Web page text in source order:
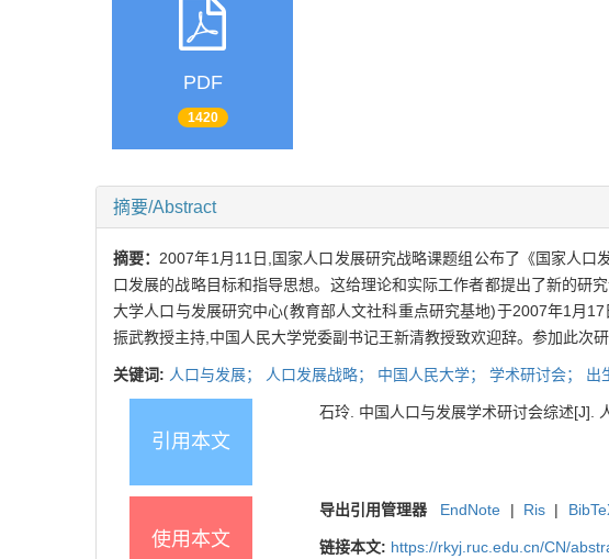
PDF
1420
摘要/Abstract
摘要： 2007年1月11日,国家人口发展研究战略课题组公布了《国家人
口发展的战略目标和指导思想。这给理论和实际工作者都提出了新的研
大学人口与发展研究中心(教育部人文社科重点研究基地)于2007年1月
振武教授主持,中国人民大学党委副书记王新清教授致欢迎辞。参加此次
关键词: 人口与发展； 人口发展战略； 中国人民大学； 学术研讨会； 出
引用本文
石玲. 中国人口与发展学术研讨会综述[J].
使用本文
导出引用管理器 EndNote | Ris |
链接本文: https://rkyj.ruc.edu.cn/CN/